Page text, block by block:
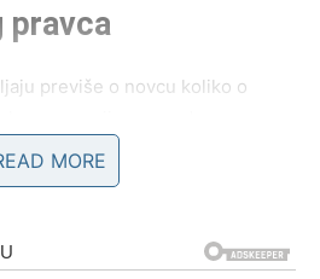
pravca
previše o novcu koliko o
Do kraja marta mogu dobiti
ili očekivali.
nasledstvo, povrat
MORE